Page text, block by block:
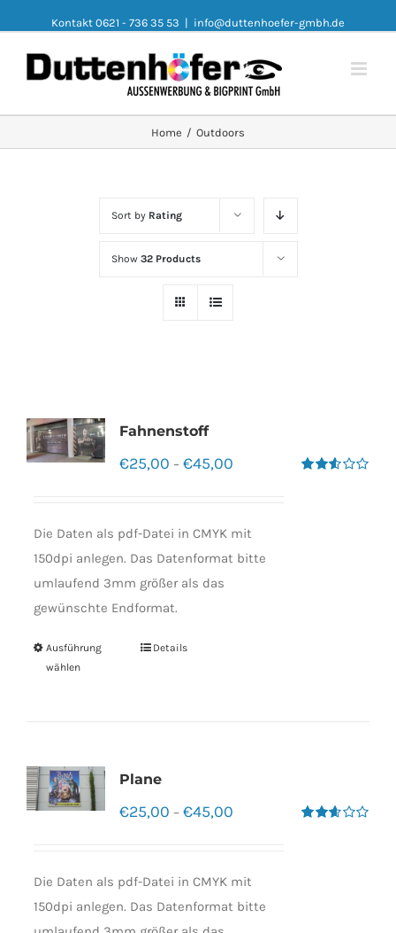
Kontakt 0621 - 736 35 53 | info@duttenhoefer-gmbh.de
Home / Outdoors
Sort by Rating
Show 32 Products
Fahnenstoff
€25,00 – €45,00
Die Daten als pdf-Datei in CMYK mit
150dpi anlegen. Das Datenformat bitte
umlaufend 3mm größer als das
gewünschte Endformat.
Ausführung
wählen
Details
Plane
€25,00 – €45,00
Die Daten als pdf-Datei in CMYK mit
150dpi anlegen. Das Datenformat bitte